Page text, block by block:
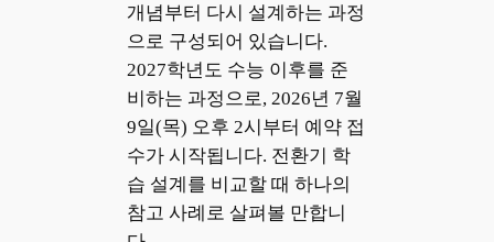
개념부터 다시 설계하는 과정
으로 구성되어 있습니다.
2027학년도 수능 이후를 준
비하는 과정으로, 2026년 7월
9일(목) 오후 2시부터 예약 접
수가 시작됩니다. 전환기 학
습 설계를 비교할 때 하나의
참고 사례로 살펴볼 만합니